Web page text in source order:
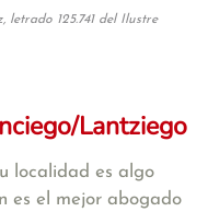
letrado 125.741 del Ilustre
Lantziego
localidad es algo
es el mejor abogado